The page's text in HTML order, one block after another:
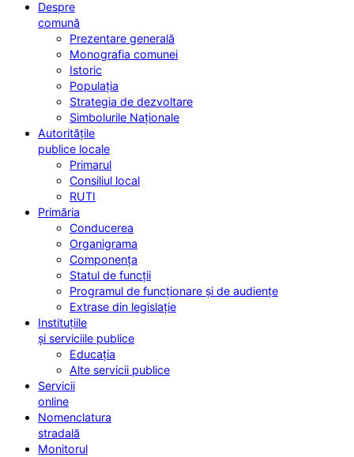
Despre
comună
Prezentare generală
Monografia comunei
Istoric
Populația
Strategia de dezvoltare
Simbolurile Naționale
Autoritățile
publice locale
Primarul
Consiliul local
RUTI
Primăria
Conducerea
Organigrama
Componența
Statul de funcții
Programul de funcționare și de audiențe
Extrase din legislație
Instituțiile
și serviciile publice
Educația
Alte servicii publice
Servicii
online
Nomenclatura
stradală
Monitorul